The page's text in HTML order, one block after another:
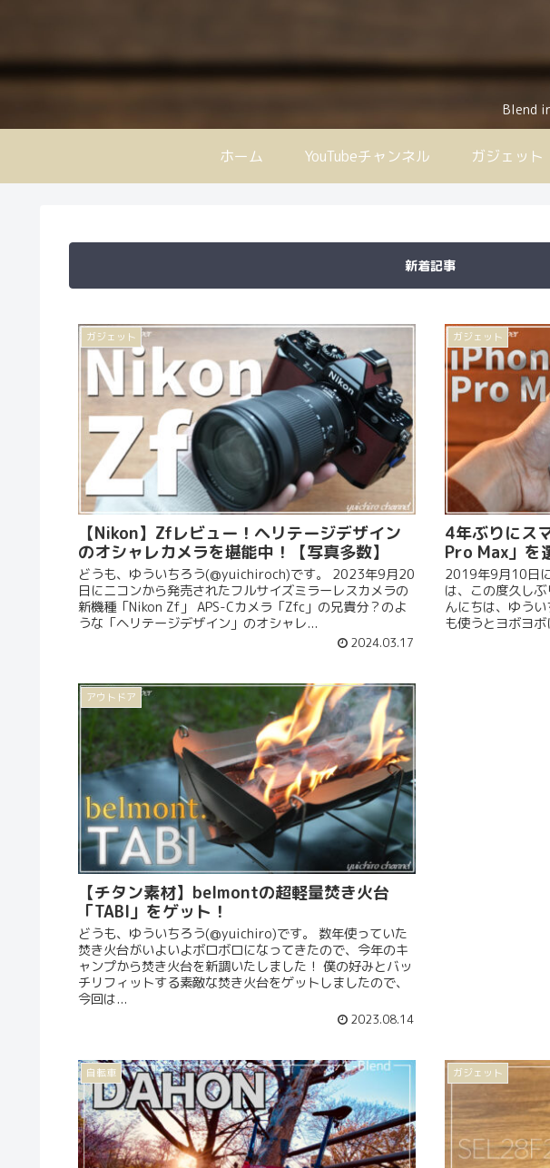
Blend
ホーム YouTubeチャンネル ガジェット
新着記事
ガジェット
【Nikon】Zfレビュー！ヘリテージデザイン
のオシャレカメラを堪能中！【写真多数】
どうも、ゆういちろう(@yuichiroch)です。 2023年9月20
日にニコンから発売されたフルサイズミラーレスカメラの
新機種「Nikon Zf」 APS-Cカメラ「Zfc」の兄貴分？のよ
うな「ヘリテージデザイン」のオシャレ...
2024.03.17
ガジェット
4年ぶりにス
Pro Max」を
2019年9月10日
は、この度久し
んにちは、ゆう
も使うとヨボヨ
アウトドア
【チタン素材】belmontの超軽量焚き火台
「TABI」をゲット！
どうも、ゆういちろう(@yuichiro)です。 数年使っていた
焚き火台がいよいよボロボロになってきたので、今年のキ
ャンプから焚き火台を新調いたしました！ 僕の好みとバッ
チリフィットする素敵な焚き火台をゲットしましたので、
今回は...
2023.08.14
自転車 ガジェット